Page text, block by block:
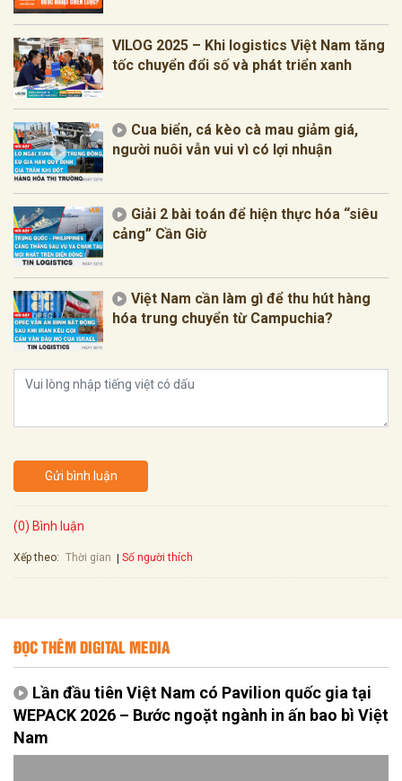
VILOG 2025 – Khi logistics Việt Nam tăng
tốc chuyển đổi số và phát triển xanh
Cua biển, cá kèo cà mau giảm giá,
người nuôi vẫn vui vì có lợi nhuận
Giải 2 bài toán để hiện thực hóa “siêu
cảng” Cần Giờ
Việt Nam cần làm gì để thu hút hàng
hóa trung chuyển từ Campuchia?
Gửi bình luận
(0) Bình luận
Xếp theo: Thời gian Số người thích
ĐỌC THÊM DIGITAL MEDIA
Lần đầu tiên Việt Nam có Pavilion quốc gia tại
WEPACK 2026 – Bước ngoặt ngành in ấn bao bì Việt
Nam